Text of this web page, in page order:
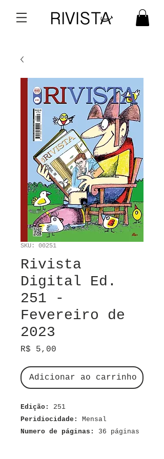
SKU: 00251
Rivista
Digital Ed.
251 -
Fevereiro de
2023
R$ 5,00
Adicionar ao carrinho
Edição:
251
Peridiocidade:
Mensal
Numero de páginas:
36 páginas